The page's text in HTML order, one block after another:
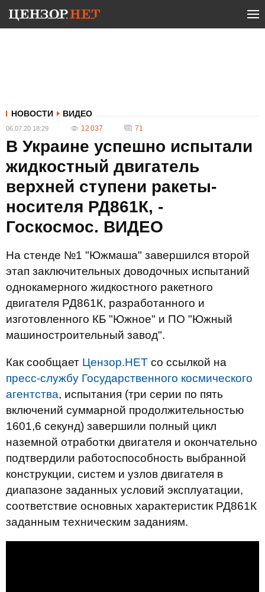
НОВОСТИ ВИДЕО
06.07.20 18:29 12 037 71
В Украине успешно испытали
жидкостный двигатель
верхней ступени ракеты-
носителя РД861К, -
Госкосмос. ВИДЕО
На стенде №1 "Южмаша" завершился второй
этап заключительных доводочных испытаний
однокамерного жидкостного ракетного
двигателя РД861К, разработанного и
изготовленного КБ "Южное" и ПО "Южный
машиностроительный завод".
Как сообщает Цензор.НЕТ со ссылкой на
пресс-службу Государственного космического
агентства, испытания (три серии по пять
включений суммарной продолжительностью
1601,6 секунд) завершили полный цикл
наземной отработки двигателя и окончательно
подтвердили работоспособность выбранной
конструкции, систем и узлов двигателя в
диапазоне заданных условий эксплуатации,
соответствие основных характеристик РД861К
заданным техническим заданиям.